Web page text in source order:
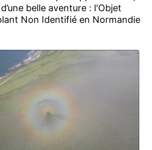
belle aventure : l'Objet
Non Identifié en Normandie